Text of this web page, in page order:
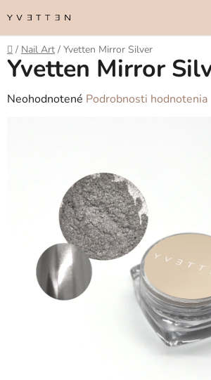
na
obsah
Domov
/ Nail Art / Yvetten Mirror Silver
Yvetten Mirror
Priemerné
hviezdičiek.
Neohodnotené Podrobnosti hodnotenia